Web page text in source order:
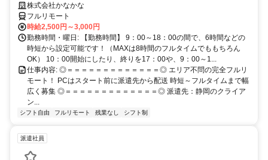
すし、フルタイムもOK。希望のままにシフト設定！
株式会社かなかな
フルリモート
時給2,500円～3,000円
勤務時間・曜日: 【勤務時間】 9：00～18：00の間で、6時間などの
時短から設定可能です！（MAXは8時間のフルタイムでももちろん
OK） 10：00開始にしたり、終りを17：00や、9：00～1...
仕事内容: ◎＝＝＝＝＝＝＝＝＝＝＝＝＝◎ エリア不問の完全フルリ
モート！ PCはスタート前に派遣先から配送 時短～フルタイムまで幅
広く募集 ◎＝＝＝＝＝＝＝＝＝＝＝＝＝◎ 派遣先：静岡のクライア
ン...
シフト自由 フルリモート 残業なし シフト制
派遣社員